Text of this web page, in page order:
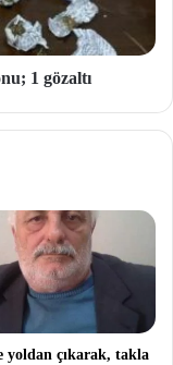
1 gözaltı
yoldan çıkarak, takla